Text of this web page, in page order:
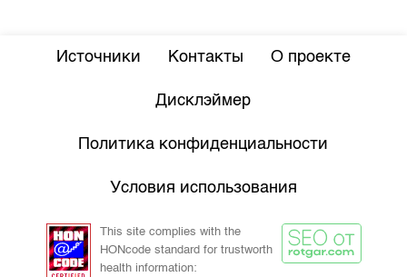
Источники Контакты О проекте
Дисклэймер
Политика конфиденциальности
Условия использования
This site complies with the
HONcode standard for trustworth
health information: